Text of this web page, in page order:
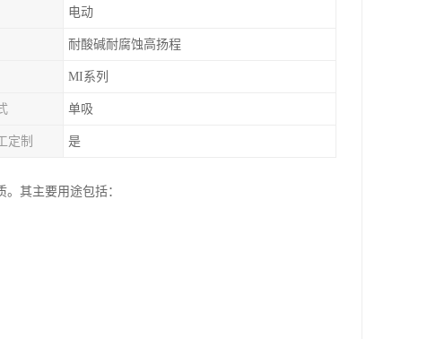
电动
耐酸碱耐腐蚀高扬程
MI系列
单吸
定制 是
其主要用途包括：